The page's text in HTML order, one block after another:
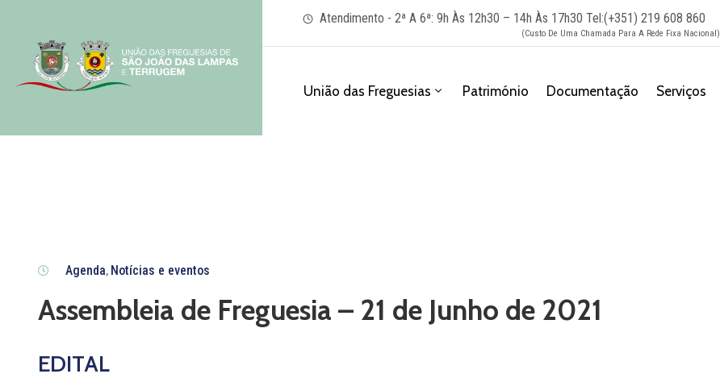
Atendimento - 2ª A 6ª: 9h Às 12h30 – 14h Às 17h30 Tel:(+351) 219 608 860
(Custo De Uma Chamada Para A Rede Fixa Nacional)
União das Freguesias Património Documentação Serviços
Agenda‚ Notícias e eventos
Assembleia de Freguesia – 21 de Junho de 2021
EDITAL